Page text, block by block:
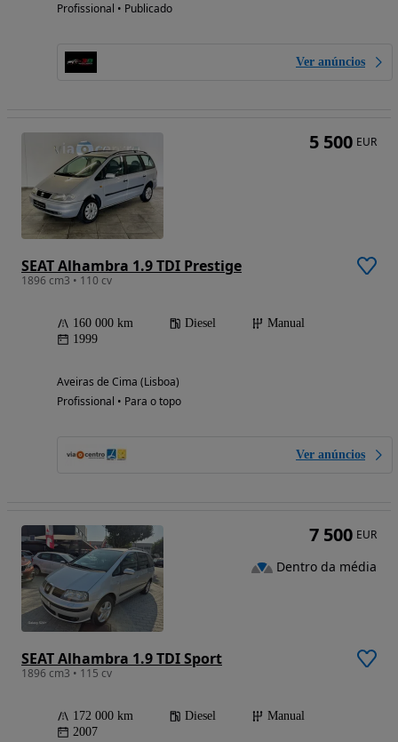
Profissional • Publicado
Ver anúncios
SEAT Alhambra 1.9 TDI Prestige
1896 cm3 • 110 cv
160 000 km Diesel
Manual
1999
Aveiras de Cima (Lisboa)
Profissional • Para o topo
Ver anúncios
5 500 EUR
SEAT Alhambra 1.9 TDI Sport
1896 cm3 • 115 cv
172 000 km Diesel
Manual
2007
7 500 EUR
Dentro da média